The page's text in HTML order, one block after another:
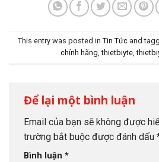
This entry was posted in Tin Tức and
chính hãng ,thietbiyte ,
Để lại một bình luận
Email của bạn sẽ không được
trường bắt buộc được đánh dấu
Bình luận *